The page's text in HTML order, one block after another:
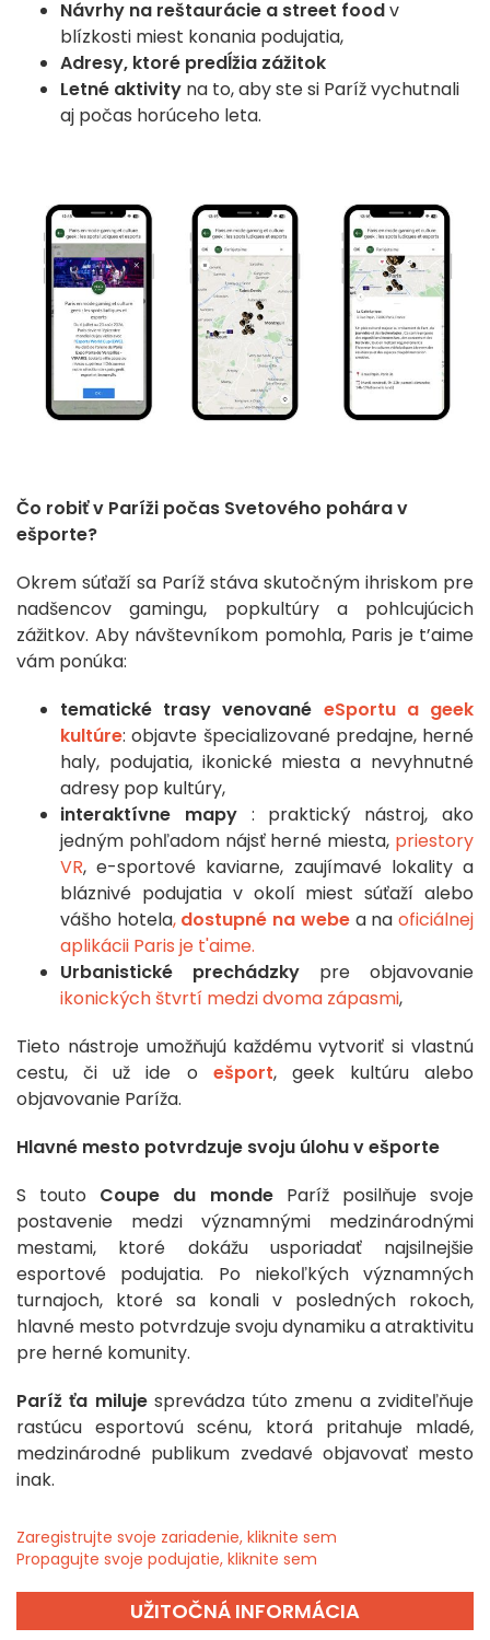
Návrhy na reštaurácie a street foodv
blízkosti miest konania podujatia,
Adresy, ktoré predĺžia zážitok
Letné aktivity na to, aby ste si Paríž vychutnali
aj počas horúceho leta.
Čo robiť v Paríži počas Svetového pohára v
ešporte?
Okrem súťaží sa Paríž stáva skutočným ihriskom pre
nadšencov gamingu, popkultúry a pohlcujúcich
zážitkov. Aby návštevníkom pomohla, Paris je t’aime
vám ponúka:
tematické trasy venované eSportu a geek
kultúre: objavte špecializované predajne, herné
haly, podujatia, ikonické miesta a nevyhnutné
adresy pop kultúry,
interaktívne mapy : praktický nástroj, ako
jedným pohľadom nájsť herné miesta, priestory
VR, e-sportové kaviarne, zaujímavé lokality a
bláznivé podujatia v okolí miest súťaží alebo
vášho hotela, dostupné na webea naoficiálnej
aplikácii Paris je t'aime.
Urbanistické prechádzky pre objavovanie
ikonických štvrtí medzi dvoma zápasmi,
Tieto nástroje umožňujú každému vytvoriť si vlastnú
cestu, či už ide o ešport, geek kultúru alebo
objavovanie Paríža.
Hlavné mesto potvrdzuje svoju úlohu v ešporte
S touto Coupe du mondeParíž posilňuje svoje
postavenie medzi významnými medzinárodnými
mestami, ktoré dokážu usporiadať najsilnejšie
esportové podujatia. Po niekoľkých významných
turnajoch, ktoré sa konali v posledných rokoch,
hlavné mesto potvrdzuje svoju dynamiku a atraktivitu
pre herné komunity.
Paríž ťa milujesprevádza túto zmenu a zviditeľňuje
rastúcu esportovú scénu, ktorá pritahuje mladé,
medzinárodné publikum zvedavé objavovať mesto
inak.
Zaregistrujte svoje zariadenie, kliknite sem
Propagujte svoje podujatie, kliknite sem
UŽITOČNÁ INFORMÁCIA